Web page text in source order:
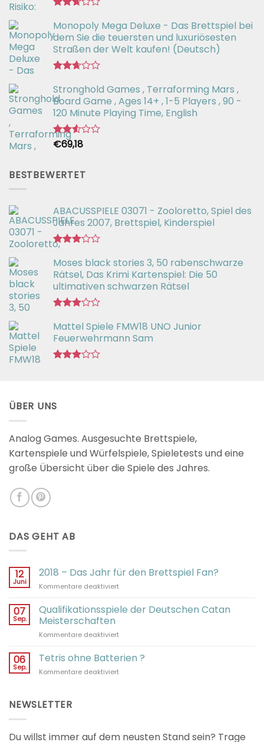
mit
2.66
von 5
Monopoly Mega Deluxe - Das Brettspiel bei
dem Sie die teuersten und luxuriösesten
Straßen der Welt kaufen! (Deutsch)
mit
2.64
von 5
Stronghold Games , Terraforming Mars ,
Board Game , Ages 14+ , 1-5 Players , 90 -
120 Minute Playing Time, English
Bewertet
von 5
€69,18
BESTBEWERTET
ABACUSSPIELE 03071 - Zooloretto, Spiel des
Jahres 2007, Brettspiel, Kinderspiel
mit
3.02
von 5
Moses black stories 3, 50 rabenschwarze
Rätsel, Das Krimi Kartenspiel: Die 50
ultimativen schwarzen Rätsel
mit
3.00
von 5
Mattel Spiele FMW18 UNO Junior
Feuerwehrmann Sam
ÜBER UNS
Analog Games. Ausgesuchte Brettspiele,
Kartenspiele und Würfelspiele, Spieletests und eine
große Übersicht über die Spiele des Jahres.
DAS GEHT AB
12
Juni
2018 – Das Jahr für den Brettspiel Fan?
Kommentare deaktiviertfür
–
Das
für
Brettspiel
07
Sep.
Qualifikationsspiele der Deutschen Catan
Meisterschaften
Kommentare deaktiviertfür
der
Deutschen
Catan
06
Sep.
Tetris ohne Batterien ?
Kommentare deaktiviertfür
NEWSLETTER
Du willst immer auf dem neusten Stand sein? Trage